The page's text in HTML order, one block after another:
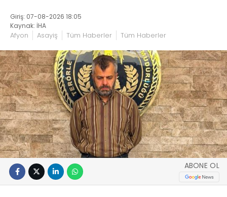
Giriş: 07-08-2026 18:05
Kaynak: İHA
Afyon Asayiş Tüm Haberler Tüm Haberler
ABONE OL